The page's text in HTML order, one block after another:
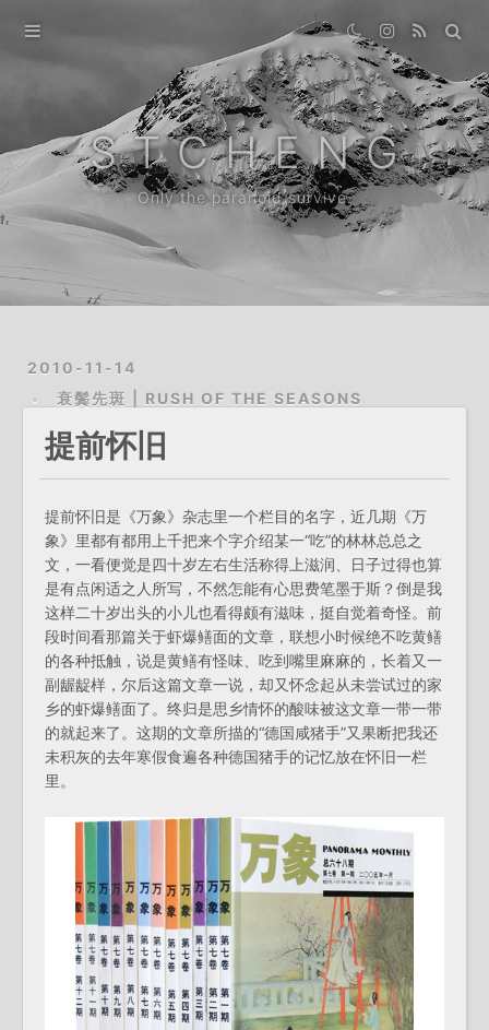
Home
DestinationS T C H E N G
Only the paranoid survive.
2010-11-14
衰鬓先斑 | RUSH OF THE SEASONS
提前怀旧
提前怀旧是《万象》杂志里一个栏目的名字，近几期《万
象》里都有都用上千把来个字介绍某一“吃”的林林总总之
文，一看便觉是四十岁左右生活称得上滋润、日子过得也算
是有点闲适之人所写，不然怎能有心思费笔墨于斯？倒是我
这样二十岁出头的小儿也看得颇有滋味，挺自觉着奇怪。前
段时间看那篇关于虾爆鳝面的文章，联想小时候绝不吃黄鳝
的各种抵触，说是黄鳝有怪味、吃到嘴里麻麻的，长着又一
副龌龊样，尔后这篇文章一说，却又怀念起从未尝试过的家
乡的虾爆鳝面了。终归是思乡情怀的酸味被这文章一带一带
的就起来了。这期的文章所描的“德国咸猪手”又果断把我还
未积灰的去年寒假食遍各种德国猪手的记忆放在怀旧一栏
里。